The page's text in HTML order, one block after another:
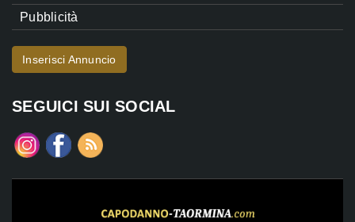
Pubblicità
Inserisci Annuncio
SEGUICI SUI SOCIAL